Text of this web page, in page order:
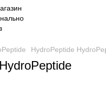
HydroPeptide